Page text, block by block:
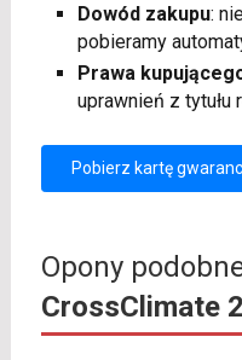
Dowód zakupu:
pobieramy
Prawa
uprawnień z tytułu
Pobierz kartę
Opony
CrossClimate